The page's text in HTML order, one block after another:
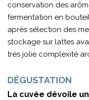
conservation des
fermentation en
après sélection des
stockage sur lattes
très jolie complexité
DÉGUSTATION
La cuvée dévoile